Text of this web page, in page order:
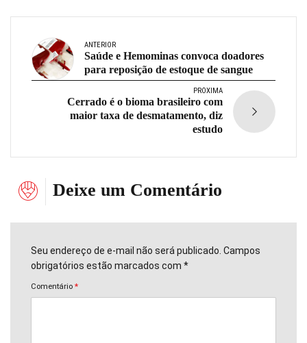
ANTERIOR
Saúde e Hemominas convoca doadores
para reposição de estoque de sangue
PRÓXIMA
Cerrado é o bioma brasileiro com
maior taxa de desmatamento, diz
estudo
Deixe um Comentário
Seu endereço de e-mail não será publicado. Campos
obrigatórios estão marcados com *
Comentário *